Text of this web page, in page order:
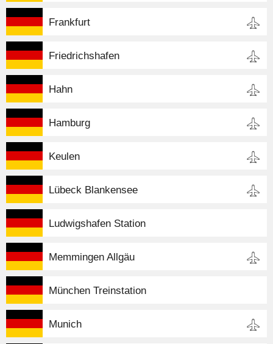
Frankfurt
Friedrichshafen
Hahn
Hamburg
Keulen
Lübeck Blankensee
Ludwigshafen Station
Memmingen Allgäu
München Treinstation
Munich